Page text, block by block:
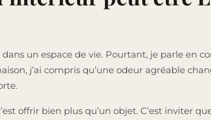
un espace de vie. Pourtant, je parle en
j’ai compris qu’une odeur agréable
offrir bien plus qu’un objet. C’est inviter